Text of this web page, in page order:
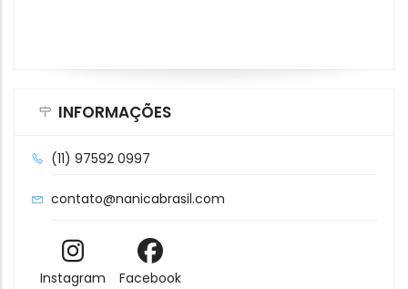
INFORMAÇÕES
(11) 97592 0997
contato@nanicabrasil.com
Instagram Facebook